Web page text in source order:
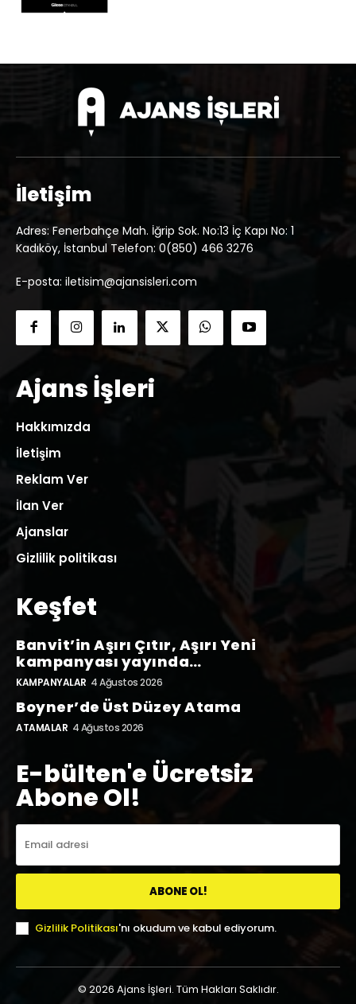
İletişim
Adres: Fenerbahçe Mah. İğrip Sok. No:13 İç Kapı No: 1
Kadıköy, İstanbul Telefon: 0(850) 466 3276
E-posta: iletisim@ajansisleri.com
Ajans İşleri
Hakkımızda
İletişim
Reklam Ver
İlan Ver
Ajanslar
Gizlilik politikası
Keşfet
Banvit’in Aşırı Çıtır, Aşırı Yeni
kampanyası yayında…
KAMPANYALAR 4 Ağustos 2026
Boyner’de Üst Düzey Atama
ATAMALAR 4 Ağustos 2026
E-bülten'e Ücretsiz
Abone Ol!
ABONE OL!
Gizlilik Politikası'nı okudum ve kabul ediyorum.
© 2026 Ajans İşleri. Tüm Hakları Saklıdır.